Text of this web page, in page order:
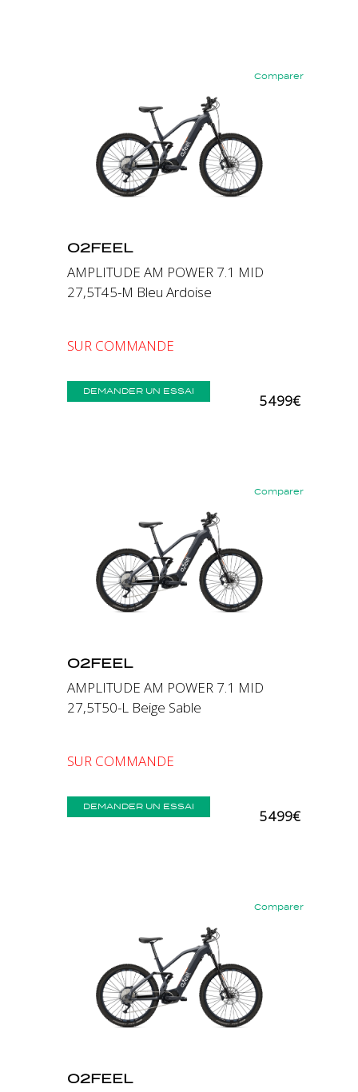
Comparer
Précédent
O2FEEL
AMPLITUDE AM POWER 7.1 MID
27,5T45-M Bleu Ardoise
SUR COMMANDE
DEMANDER UN ESSAI
5 499€
Comparer
Précédent
O2FEEL
AMPLITUDE AM POWER 7.1 MID
27,5T50-L Beige Sable
SUR COMMANDE
DEMANDER UN ESSAI
5 499€
Comparer
Précédent
O2FEEL